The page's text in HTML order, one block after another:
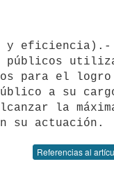
públicos
para el
a su
la
Referencias al